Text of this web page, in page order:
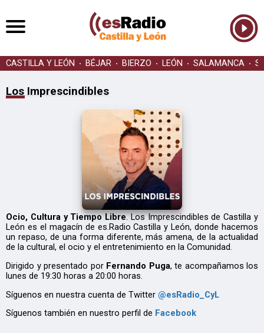
CASTILLA Y LEÓN BÉJAR BIERZO LEÓN SALAMANCA
Los Imprescindibles
Ocio, Cultura y Tiempo Libre. Los Imprescindibles de Castilla y
León es el magacín de es.Radio Castilla y León, donde hacemos
un repaso, de una forma diferente, más amena, de la actualidad
de la cultural, el ocio y el entretenimiento en la Comunidad.
Dirigido y presentado por Fernando Puga, te acompañamos los
lunes de 19:30 horas a 20:00 horas.
Síguenos en nuestra cuenta de Twitter @esRadio_CyL
Síguenos también en nuestro perfil de Facebook